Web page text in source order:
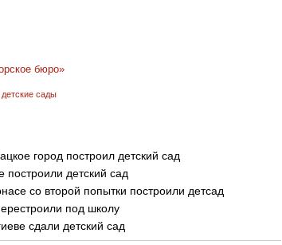
бюро»
сады
город построил детский сад
построили детский сад
со второй попытки построили детсад
под школу
сдали детский сад